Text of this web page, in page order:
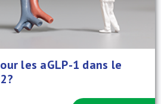
les aGLP-1 dans le